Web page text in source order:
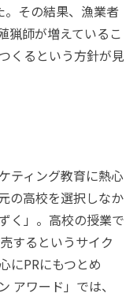
。その結果、漁業者
猟師が増えているこ
くるという方針が見
ティング教育に熱心
の高校を選択しなか
く」。高校の授業で
するというサイク
にPRにもつとめ
アワード」では、